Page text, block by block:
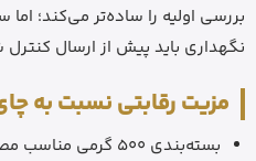
بررسی اولیه را ساده‌تر می‌کند؛
نگهداری باید پیش از ارسال
مزیت رقابتی نسبت به
بسته‌بندی 500 گرمی مناسب مصرف خانوادگی و روزانه.